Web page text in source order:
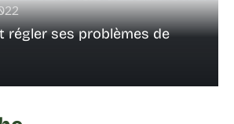
régler ses problèmes de